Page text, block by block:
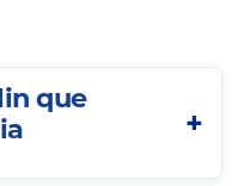
que